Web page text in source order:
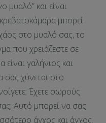
μυαλό” και είναι
μπορεί
στο μυαλό σας, το
που χρειάζεστε σε
γαλήνιος και
χύνεται στο
Έχετε σωρούς
Αυτό μπορεί να σας
άγχος και άγχος.